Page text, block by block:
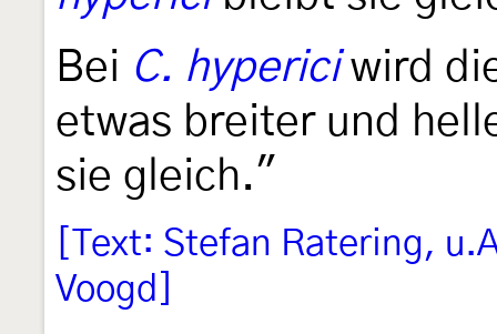
Bei C. hypericiwird
etwas breiter und
sie gleich."
[Text: Stefan Ratering,
Voogd]